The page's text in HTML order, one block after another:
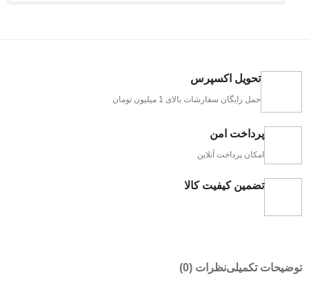
تحویل اکسپرس
حمل رایگان سفارشات بالای 1 میلیون تومان
پرداخت امن
امکان پرداخت آنلاین
تضمین کیفیت کالا
توضیحات تکمیلینظرات (0)